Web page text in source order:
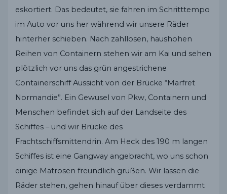
eskortiert. Das bedeutet, sie fahren im Schritttempo
im Auto vor uns her während wir unsere Räder
hinterher schieben. Nach zahllosen, haushohen
Reihen von Containern stehen wir am Kai und sehen
plötzlich vor uns das grün angestrichene
Containerschiff Aussicht von der Brücke “Marfret
Normandie”. Ein Gewusel von Pkw, Containern und
Menschen befindet sich auf der Landseite des
Schiffes – und wir Brücke des
Frachtschiffsmittendrin. Am Heck des 190 m langen
Schiffes ist eine Gangway angebracht, wo uns schon
einige Matrosen freundlich grüßen. Wir lassen die
Räder stehen, gehen hinauf über dieses verdammt